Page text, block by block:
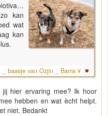
kan
wat
kan
_ baasje van Ozjin _ Bams ¥ .
hier ervaring mee? Ik hoor
hebben en wat ècht helpt.
niet. Bedankt